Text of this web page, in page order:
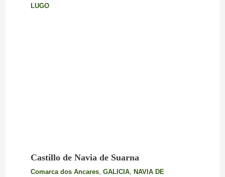
LUGO
Castillo de Navia de Suarna
Comarca dos Ancares, GALICIA,
NAVIA DE